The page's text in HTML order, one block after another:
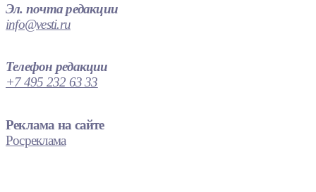
Эл. почта редакции
info@vesti.ru
Телефон редакции
+7 495 232 63 33
Реклама на сайте
Росреклама